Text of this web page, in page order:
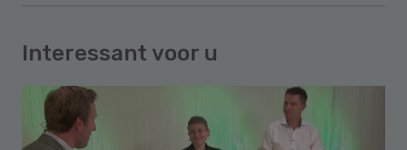
Interessant voor u